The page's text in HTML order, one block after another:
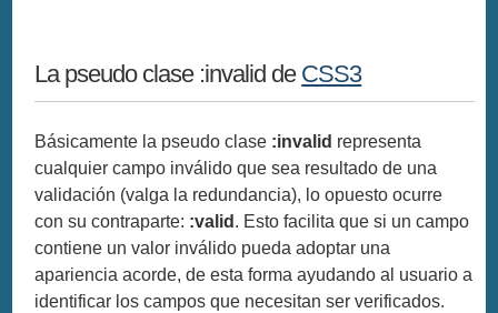
La pseudo clase :invalid de CSS3
Básicamente la pseudo clase :invalid representa
cualquier campo inválido que sea resultado de una
validación (valga la redundancia), lo opuesto ocurre
con su contraparte: :valid . Esto facilita que si un campo
contiene un valor inválido pueda adoptar una
apariencia acorde, de esta forma ayudando al usuario a
identificar los campos que necesitan ser verificados.